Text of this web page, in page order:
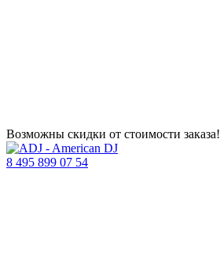
Возможны скидки от стоимости заказа!
8 495 899 07 54